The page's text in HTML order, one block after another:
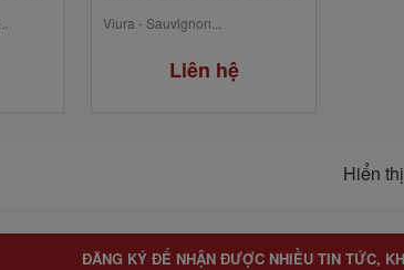
Viura - Sauvignon...
Liên hệ
Hiển thị
ĐĂNG KÝ ĐỂ NHẬN ĐƯỢC NHIỀU TIN TỨC,